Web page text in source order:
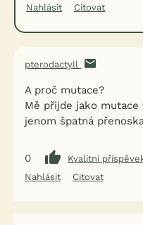
Nahlásit
Citovat
pterodactyll
A proč mutace?
Mě přijde jako
jenom špatná
0
Kvalitní
Nahlásit
Citovat